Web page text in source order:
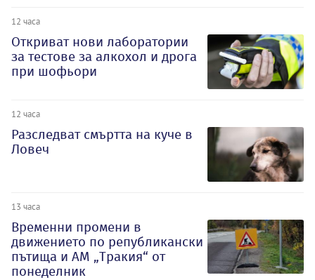
12 часа
Откриват нови лаборатории
за тестове за алкохол и дрога
при шофьори
12 часа
Разследват смъртта на куче в
Ловеч
13 часа
Временни промени в
движението по републикански
пътища и АМ „Тракия“ от
понеделник